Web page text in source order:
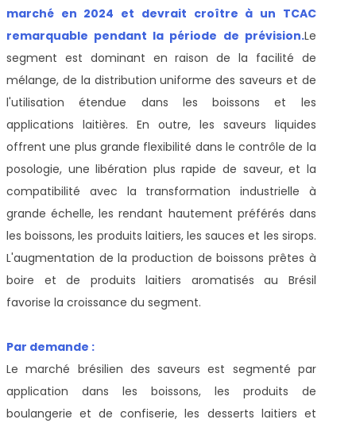
marché en 2024 et devrait croître à un TCAC
remarquable pendant la période de prévision.Le
segment est dominant en raison de la facilité de
mélange, de la distribution uniforme des saveurs et de
l'utilisation étendue dans les boissons et les
applications laitières. En outre, les saveurs liquides
offrent une plus grande flexibilité dans le contrôle de la
posologie, une libération plus rapide de saveur, et la
compatibilité avec la transformation industrielle à
grande échelle, les rendant hautement préférés dans
les boissons, les produits laitiers, les sauces et les sirops.
L'augmentation de la production de boissons prêtes à
boire et de produits laitiers aromatisés au Brésil
favorise la croissance du segment.
Par demande :
Le marché brésilien des saveurs est segmenté par
application dans les boissons, les produits de
boulangerie et de confiserie, les desserts laitiers et